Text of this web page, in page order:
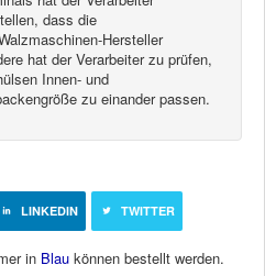
dass die
Hersteller
hat der Verarbeiter zu prüfen,
Innen- und
zu einander passen.
LINKEDIN TWITTER
in Blau können bestellt werden.